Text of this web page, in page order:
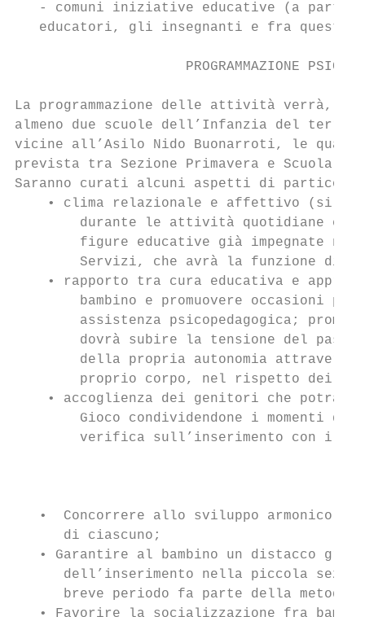
- comuni iniziative educative (a
educatori, gli insegnanti e fra questi
PROGRAMMAZIONE PSICO-
La programmazione delle attività verrà,
almeno due scuole dell’Infanzia del
vicine all’Asilo Nido Buonarroti, le quali
prevista tra Sezione Primavera e Scuola
Saranno curati alcuni aspetti di
• clima relazionale e affettivo (si
durante le attività quotidiane e
figure educative già impegnate
Servizi, che avrà la funzione di
• rapporto tra cura educativa e
bambino e promuovere occasioni
assistenza psicopedagogica;
dovrà subire la tensione del
della propria autonomia
proprio corpo, nel rispetto dei
• accoglienza dei genitori che
Gioco condividendone i momenti di
verifica sull’inserimento con il
•  Concorrere allo sviluppo armonico
      di ciascuno;
• Garantire al bambino un distacco
dell’inserimento nella piccola
breve periodo fa parte della
• Favorire la socializzazione fra